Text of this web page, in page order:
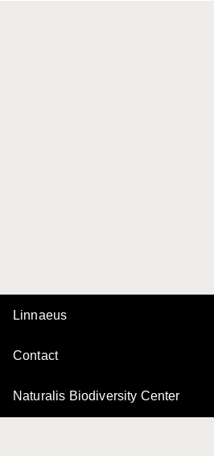
Linnaeus
Contact
Naturalis Biodiversity Center